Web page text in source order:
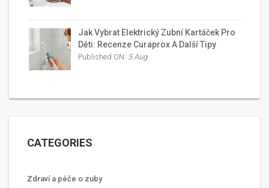
Jak Vybrat Elektrický Zubní Kartáček Pro
Děti: Recenze Curaprox A Další Tipy
Published ON: 5 Aug
CATEGORIES
Zdraví a péče o zuby